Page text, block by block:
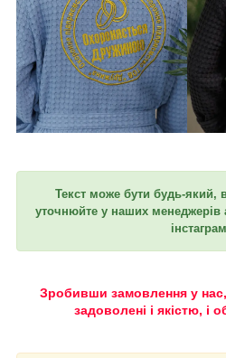
Текст може бути будь-який,
уточнюйте у наших менеджерів
Зробивши замовлення у
задоволені і якістю, і